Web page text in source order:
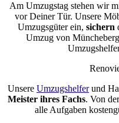
Am Umzugstag stehen wir
vor Deiner Tür. Unsere
Umzugsgüter ein, sichern
Umzug von
Unsere Umzugshelferund
Meister ihres Fachs. Von
alle Aufgaben